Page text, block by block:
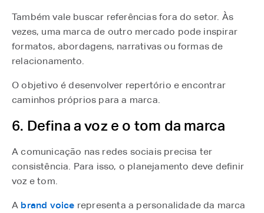
Também vale buscar referências fora do setor. Às
vezes, uma marca de outro mercado pode inspirar
formatos, abordagens, narrativas ou formas de
relacionamento.
O objetivo é desenvolver repertório e encontrar
caminhos próprios para a marca.
6. Defina a voz e o tom da marca
A comunicação nas redes sociais precisa ter
consistência. Para isso, o planejamento deve definir
voz e tom.
A brand voice ⁠ representa a personalidade da marca